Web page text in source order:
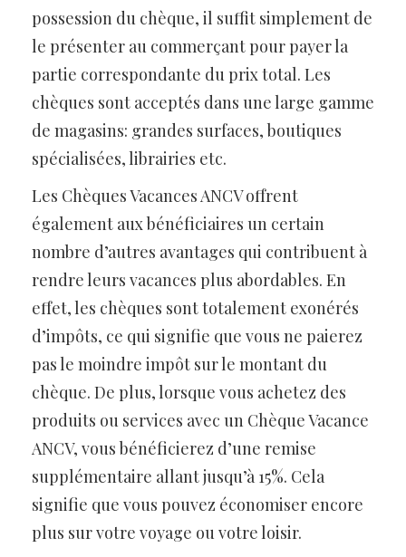
possession du chèque, il suffit simplement de
le présenter au commerçant pour payer la
partie correspondante du prix total. Les
chèques sont acceptés dans une large gamme
de magasins: grandes surfaces, boutiques
spécialisées, librairies etc.
Les Chèques Vacances ANCV offrent
également aux bénéficiaires un certain
nombre d’autres avantages qui contribuent à
rendre leurs vacances plus abordables. En
effet, les chèques sont totalement exonérés
d’impôts, ce qui signifie que vous ne paierez
pas le moindre impôt sur le montant du
chèque. De plus, lorsque vous achetez des
produits ou services avec un Chèque Vacance
ANCV, vous bénéficierez d’une remise
supplémentaire allant jusqu’à 15%. Cela
signifie que vous pouvez économiser encore
plus sur votre voyage ou votre loisir.